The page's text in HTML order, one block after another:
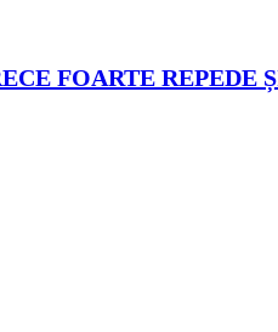
FOARTE REPEDE